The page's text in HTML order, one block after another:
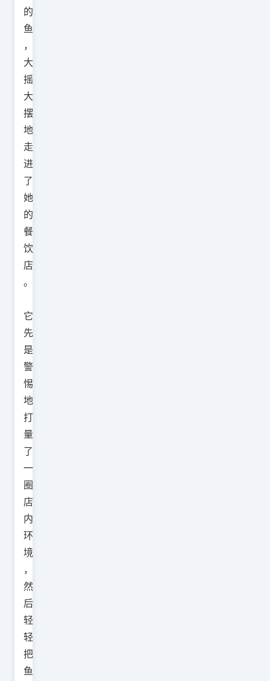
的
鱼
，
大
摇
大
摆
地
走
进
了
她
的
餐
饮
店
。
它
先
是
警
惕
地
打
量
了
一
圈
店
内
环
境
，
然
后
轻
轻
把
鱼